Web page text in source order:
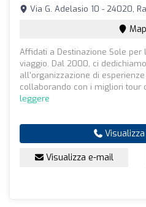
Via G. Adelasio 10 - 24020,
Affidati a Destinazione Sole
viaggio. Dal 2000, ci
all'organizzazione di
collaborando con i migliori tour
leggere
Visualizza e-mail